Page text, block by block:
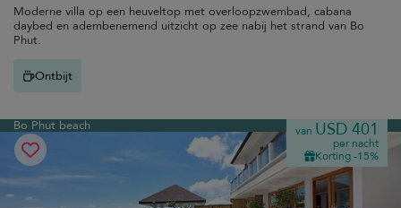
Moderne villa op een heuveltop met overloopzwembad, cabana
daybed en adembenemend uitzicht op zee nabij het strand van Bo
Phut.
Ontbijt
Bo Phut beach van USD 401
per nacht
Korting -15%